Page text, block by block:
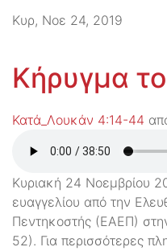
Κυρ, Νοε 24, 2019
Κήρυγμα
Κατά_Λουκάν 4:14-44
Κυριακή 24 Νοεμβρίου
ευαγγελίου από την
Πεντηκοστής (ΕΑΕΠ)
52). Για περισσότερες